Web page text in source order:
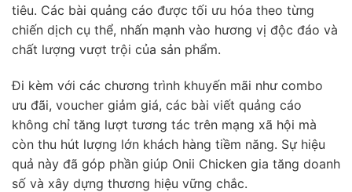
tiêu. Các bài quảng cáo được tối ưu hóa theo từng
chiến dịch cụ thể, nhấn mạnh vào hương vị độc đáo và
chất lượng vượt trội của sản phẩm.
Đi kèm với các chương trình khuyến mãi như combo
ưu đãi, voucher giảm giá, các bài viết quảng cáo
không chỉ tăng lượt tương tác trên mạng xã hội mà
còn thu hút lượng lớn khách hàng tiềm năng. Sự hiệu
quả này đã góp phần giúp Onii Chicken gia tăng doanh
số và xây dựng thương hiệu vững chắc.